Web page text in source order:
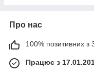
Про нас
100% позитивних з
Працює з